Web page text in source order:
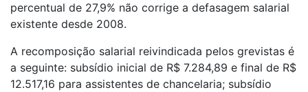
percentual de 27,9% não corrige a defasagem salarial
existente desde 2008.
A recomposição salarial reivindicada pelos grevistas é
a seguinte: subsídio inicial de R$ 7.284,89 e final de R$
12.517,16 para assistentes de chancelaria; subsídio